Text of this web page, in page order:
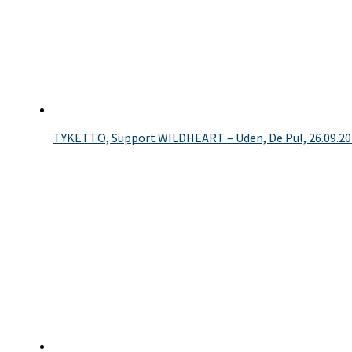
TYKETTO, Support WILDHEART – Uden, De Pul,